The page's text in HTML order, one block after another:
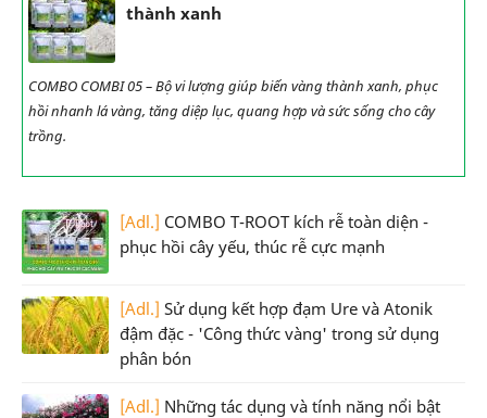
thành xanh
COMBO COMBI 05 – Bộ vi lượng giúp biến vàng thành xanh, phục
hồi nhanh lá vàng, tăng diệp lục, quang hợp và sức sống cho cây
trồng.
[Adl.] COMBO T-ROOT kích rễ toàn diện -
phục hồi cây yếu, thúc rễ cực mạnh
[Adl.] Sử dụng kết hợp đạm Ure và Atonik
đậm đặc - 'Công thức vàng' trong sử dụng
phân bón
[Adl.] Những tác dụng và tính năng nổi bật